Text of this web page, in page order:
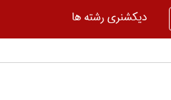
دیکشنری رشته ها